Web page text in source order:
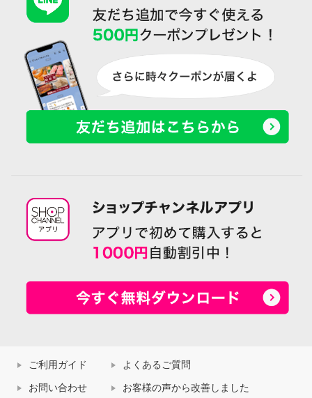
ご利用ガイド よくあるご質問
お問い合わせ お客様の声から改善しました